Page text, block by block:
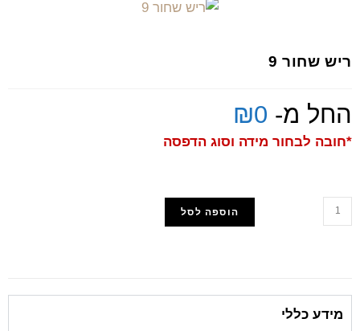
ריש שחור 9
החל מ- ₪0
*חובה לבחור מידה וסוג הדפסה
הוספה לסל
מידע כללי